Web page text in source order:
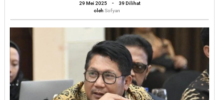
Gagasan
untuk
Perkuat
Sektor
UMKM
29 Mei 2025
oleh
Sofyan
-
39 Dilihat
oleh Sofyan